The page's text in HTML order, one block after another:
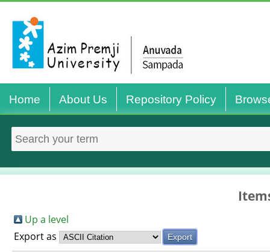
Home About Us Repository Policy
Up a level
Export as